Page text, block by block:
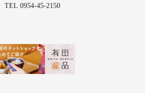
TEL0954-45-2150